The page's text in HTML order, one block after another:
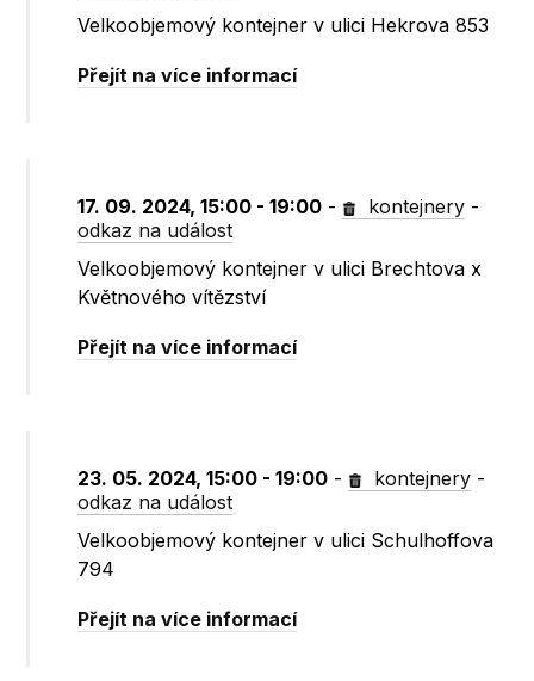
Velkoobjemový kontejner v ulici Hekrova 853
Přejít na více informací
17. 09. 2024, 15:00 - 19:00 - kontejnery -
odkaz na událost
Velkoobjemový kontejner v ulici Brechtova x
Květnového vítězství
Přejít na více informací
23. 05. 2024, 15:00 - 19:00 - kontejnery -
odkaz na událost
Velkoobjemový kontejner v ulici Schulhoffova
794
Přejít na více informací